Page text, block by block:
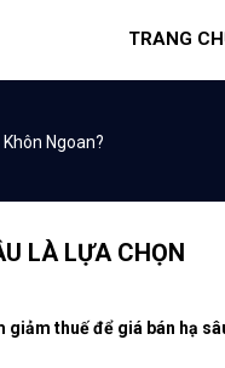
TRANG
Ngoan?
LÀ LỰA CHỌN
giảm thuế để giá bán hạ